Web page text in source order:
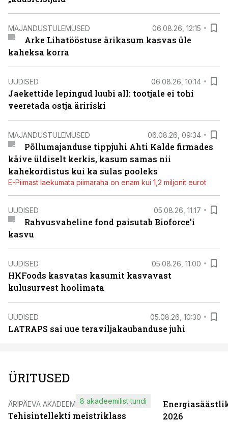
MAJANDUSTULEMUSED 06.08.26, 12:15
Arke Lihatööstuse ärikasum kasvas üle
kaheksa korra
UUDISED 06.08.26, 10:14
Jaekettide lepingud luubi all: tootjale ei tohi
veeretada ostja äririski
MAJANDUSTULEMUSED 06.08.26, 09:34
Põllumajanduse tippjuhi Ahti Kalde firmades
käive üldiselt kerkis, kasum samas nii
kahekordistus kui ka sulas pooleks
E-Piimast laekumata piimaraha on enam kui 1,2 miljonit eurot
UUDISED 05.08.26, 11:17
Rahvusvaheline fond paisutab Bioforce’i
kasvu
UUDISED 05.08.26, 11:00
HKFoods kasvatas kasumit kasvavast
kulusurvest hoolimata
UUDISED 05.08.26, 10:30
LATRAPS sai uue teraviljakaubanduse juhi
ÜRITUSED
ÄRIPÄEVA AKADEEMIA
Tehisintellekti meistriklass
8 akadeemilist tundi
2026